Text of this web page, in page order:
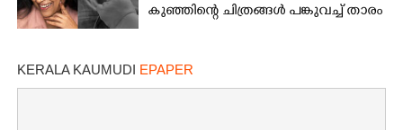
കുഞ്ഞിന്റെ ചിത്രങ്ങൾ പങ്കുവച്ച് താരം
KERALA KAUMUDI EPAPER